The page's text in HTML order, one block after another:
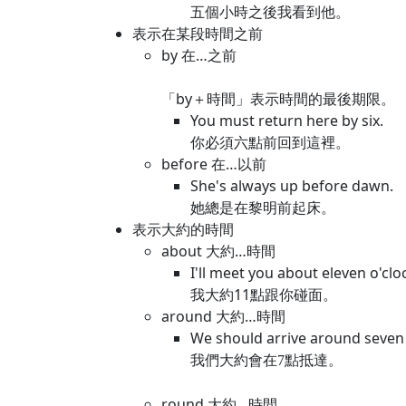
五個小時之後我看到他。
表示在某段時間之前
by 在…之前
「by＋時間」表示時間的最後期限。
You must return here by six.
你必須六點前回到這裡。
before 在…以前
She's always up before dawn.
她總是在黎明前起床。
表示大約的時間
about 大約…時間
I'll meet you about eleven
我大約11點跟你碰面。
around 大約…時間
We should arrive around
我們大約會在7點抵達。